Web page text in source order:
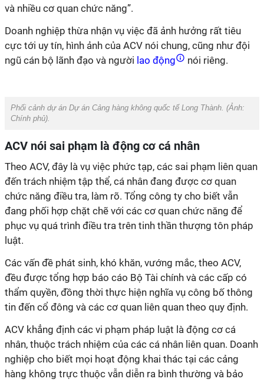
và nhiều cơ quan chức năng”.
Doanh nghiệp thừa nhận vụ việc đã ảnh hưởng rất tiêu
cực tới uy tín, hình ảnh của ACV nói chung, cũng như đội
ngũ cán bộ lãnh đạo và người lao động nói riêng.
Phối cảnh dự án Dự án Cảng hàng không quốc tế Long Thành. (Ảnh:
Chính phủ).
ACV nói sai phạm là động cơ cá nhân
Theo ACV, đây là vụ việc phức tạp, các sai phạm liên quan
đến trách nhiệm tập thể, cá nhân đang được cơ quan
chức năng điều tra, làm rõ. Tổng công ty cho biết vẫn
đang phối hợp chặt chẽ với các cơ quan chức năng để
phục vụ quá trình điều tra trên tinh thần thượng tôn pháp
luật.
Các vấn đề phát sinh, khó khăn, vướng mắc, theo ACV,
đều được tổng hợp báo cáo Bộ Tài chính và các cấp có
thẩm quyền, đồng thời thực hiện nghĩa vụ công bố thông
tin đến cổ đông và các cơ quan liên quan theo quy định.
ACV khẳng định các vi phạm pháp luật là động cơ cá
nhân, thuộc trách nhiệm của các cá nhân liên quan. Doanh
nghiệp cho biết mọi hoạt động khai thác tại các cảng
hàng không trực thuộc vẫn diễn ra bình thường và bảo